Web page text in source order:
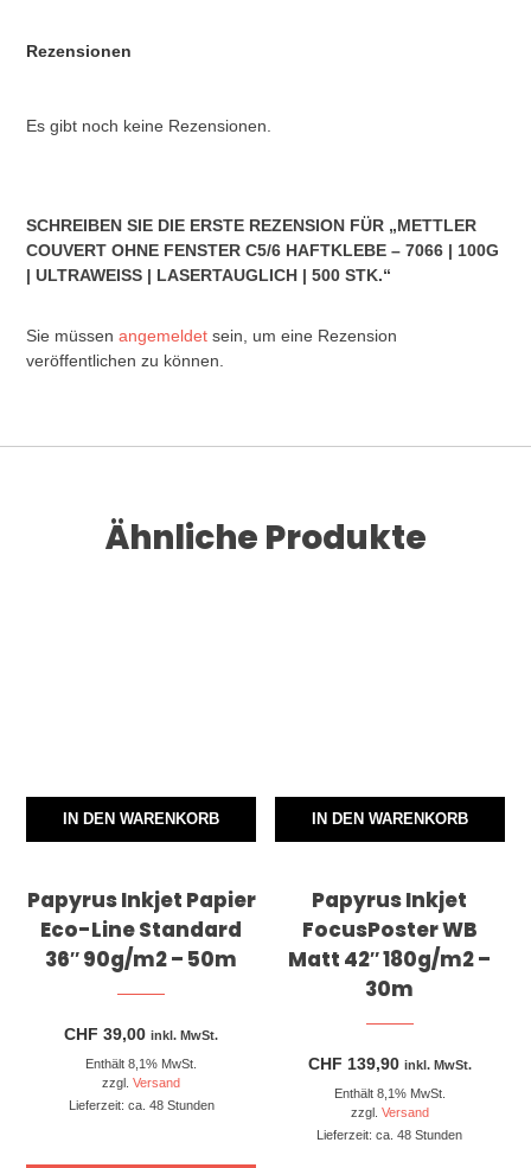
Rezensionen
Es gibt noch keine Rezensionen.
SCHREIBEN SIE DIE ERSTE REZENSION FÜR „METTLER
COUVERT OHNE FENSTER C5/6 HAFTKLEBE – 7066 | 100G
| ULTRAWEISS | LASERTAUGLICH | 500 STK.“
Sie müssenangemeldet sein, um eine Rezension
veröffentlichen zu können.
Ähnliche Produkte
IN DEN WARENKORB
Papyrus Inkjet Papier
Eco-Line Standard
36″ 90g/m2 – 50m
CHF 39,00 inkl. MwSt.
Enthält 8,1% MwSt.
zzgl.Versand
Lieferzeit: ca. 48 Stunden
IN DEN WARENKORB
Papyrus Inkjet
FocusPoster WB
Matt 42″ 180g/m2 –
30m
CHF 139,90 inkl. MwSt.
Enthält 8,1% MwSt.
zzgl. Versand
Lieferzeit: ca. 48 Stunden